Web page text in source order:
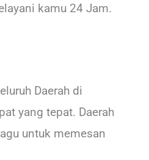
kamu 24 Jam.
Daerah di
yang tepat. Daerah
untuk memesan